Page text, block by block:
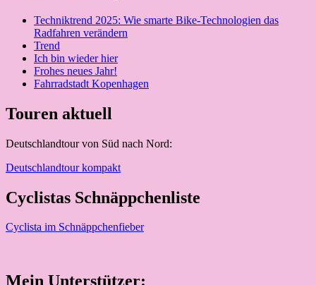
Techniktrend 2025: Wie smarte Bike-Technologien das
Radfahren verändern
Trend
Ich bin wieder hier
Frohes neues Jahr!
Fahrradstadt Kopenhagen
Touren aktuell
Deutschlandtour von Süd nach Nord:
Deutschlandtour kompakt
Cyclistas Schnäppchenliste
Cyclista im Schnäppchenfieber
Mein Unterstützer: